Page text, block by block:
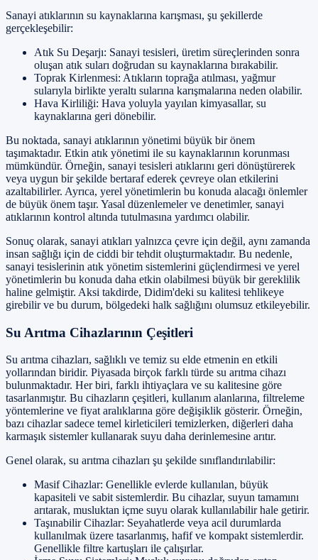
Sanayi atıklarının su kaynaklarına karışması, şu şekillerde
gerçekleşebilir:
Atık Su Deşarjı: Sanayi tesisleri, üretim süreçlerinden sonra
oluşan atık suları doğrudan su kaynaklarına bırakabilir.
Toprak Kirlenmesi: Atıkların toprağa atılması, yağmur
sularıyla birlikte yeraltı sularına karışmalarına neden olabilir.
Hava Kirliliği: Hava yoluyla yayılan kimyasallar, su
kaynaklarına geri dönebilir.
Bu noktada, sanayi atıklarının yönetimi büyük bir önem
taşımaktadır. Etkin atık yönetimi ile su kaynaklarının korunması
mümkündür. Örneğin, sanayi tesisleri atıklarını geri dönüştürerek
veya uygun bir şekilde bertaraf ederek çevreye olan etkilerini
azaltabilirler. Ayrıca, yerel yönetimlerin bu konuda alacağı önlemler
de büyük önem taşır. Yasal düzenlemeler ve denetimler, sanayi
atıklarının kontrol altında tutulmasına yardımcı olabilir.
Sonuç olarak, sanayi atıkları yalnızca çevre için değil, aynı zamanda
insan sağlığı için de ciddi bir tehdit oluşturmaktadır. Bu nedenle,
sanayi tesislerinin atık yönetim sistemlerini güçlendirmesi ve yerel
yönetimlerin bu konuda daha etkin olabilmesi büyük bir gereklilik
haline gelmiştir. Aksi takdirde, Didim'deki su kalitesi tehlikeye
girebilir ve bu durum, bölgedeki halk sağlığını olumsuz etkileyebilir.
Su Arıtma Cihazlarının Çeşitleri
Su arıtma cihazları, sağlıklı ve temiz su elde etmenin en etkili
yollarından biridir. Piyasada birçok farklı türde su arıtma cihazı
bulunmaktadır. Her biri, farklı ihtiyaçlara ve su kalitesine göre
tasarlanmıştır. Bu cihazların çeşitleri, kullanım alanlarına, filtreleme
yöntemlerine ve fiyat aralıklarına göre değişiklik gösterir. Örneğin,
bazı cihazlar sadece temel kirleticileri temizlerken, diğerleri daha
karmaşık sistemler kullanarak suyu daha derinlemesine arıtır.
Genel olarak, su arıtma cihazları şu şekilde sınıflandırılabilir:
Masif Cihazlar: Genellikle evlerde kullanılan, büyük
kapasiteli ve sabit sistemlerdir. Bu cihazlar, suyun tamamını
arıtarak, musluktan içme suyu olarak kullanılabilir hale getirir.
Taşınabilir Cihazlar: Seyahatlerde veya acil durumlarda
kullanılmak üzere tasarlanmış, hafif ve kompakt sistemlerdir.
Genellikle filtre kartuşları ile çalışırlar.